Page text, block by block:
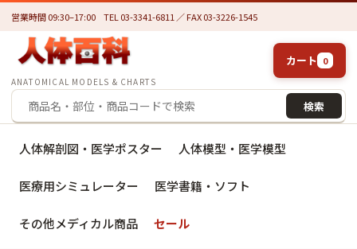
営業時間 09:30–17:00 TEL 03-3341-6811 ／ FAX 03-3226-1545
ANATOMICAL MODELS & CHARTS
検索
カート 0
人体解剖図・医学ポスター 人体模型・医学模型
医療用シミュレーター 医学書籍・ソフト
その他メディカル商品 セール